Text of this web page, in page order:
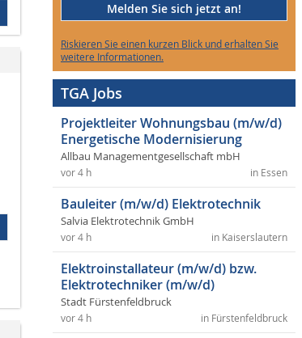
Melden Sie sich jetzt an!
Riskieren Sie einen kurzen Blick und erhalten Sie
weitere Informationen.
TGA Jobs
Projektleiter Wohnungsbau (m/w/d)
Energetische Modernisierung
Allbau Managementgesellschaft mbH
in Essen
vor 4 h
Bauleiter (m/w/d) Elektrotechnik
Salvia Elektrotechnik GmbH
in Kaiserslautern
vor 4 h
Elektroinstallateur (m/w/d) bzw.
Elektrotechniker (m/w/d)
Stadt Fürstenfeldbruck
in Fürstenfeldbruck
vor 4 h